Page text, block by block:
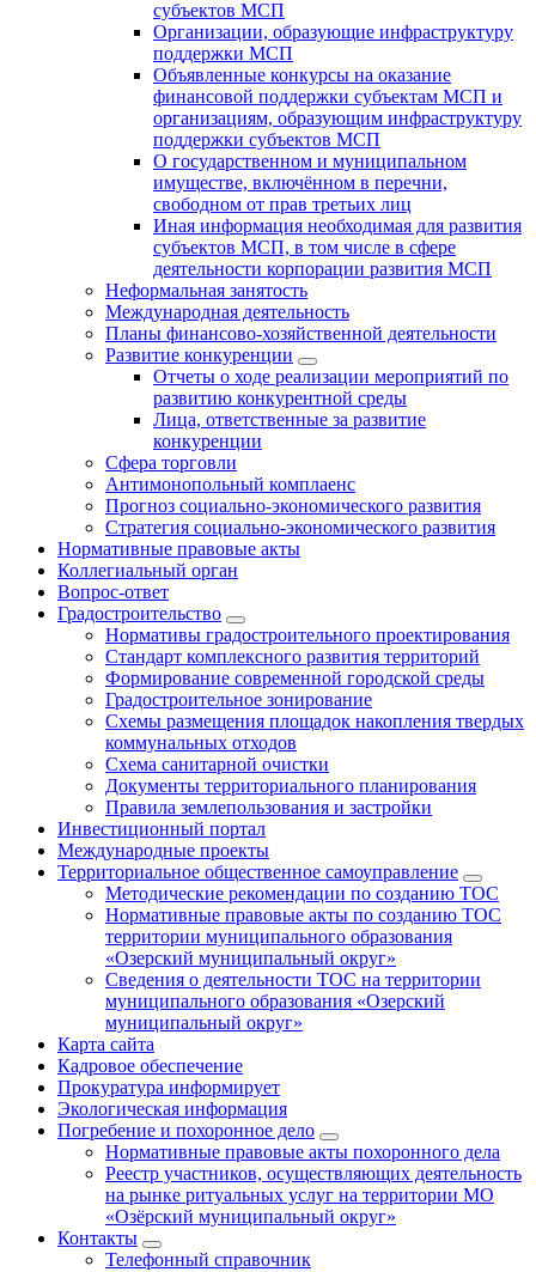
субъектов МСП
Организации, образующие инфраструктуру
поддержки МСП
Объявленные конкурсы на оказание
финансовой поддержки субъектам МСП и
организациям, образующим инфраструктуру
поддержки субъектов МСП
О государственном и муниципальном
имуществе, включённом в перечни,
свободном от прав третьих лиц
Иная информация необходимая для развития
субъектов МСП, в том числе в сфере
деятельности корпорации развития МСП
Неформальная занятость
Международная деятельность
Планы финансово-хозяйственной деятельности
Развитие конкуренции
Отчеты о ходе реализации мероприятий по
развитию конкурентной среды
Лица, ответственные за развитие
конкуренции
Сфера торговли
Антимонопольный комплаенс
Прогноз социально-экономического развития
Стратегия социально-экономического развития
Нормативные правовые акты
Коллегиальный орган
Вопрос-ответ
Градостроительство
Нормативы градостроительного проектирования
Стандарт комплексного развития территорий
Формирование современной городской среды
Градостроительное зонирование
Схемы размещения площадок накопления твердых
коммунальных отходов
Схема санитарной очистки
Документы территориального планирования
Правила землепользования и застройки
Инвестиционный портал
Международные проекты
Территориальное общественное самоуправление
Методические рекомендации по созданию ТОС
Нормативные правовые акты по созданию ТОС
территории муниципального образования
«Озерский муниципальный округ»
Сведения о деятельности ТОС на территории
муниципального образования «Озерский
муниципальный округ»
Карта сайта
Кадровое обеспечение
Прокуратура информирует
Экологическая информация
Погребение и похоронное дело
Нормативные правовые акты похоронного дела
Реестр участников, осуществляющих деятельность
на рынке ритуальных услуг на территории МО
«Озёрский муниципальный округ»
Контакты
Телефонный справочник